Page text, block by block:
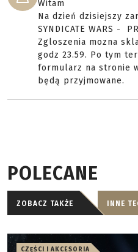
Witam
Na dzień dzisiejszy
SYNDICATE WARS -
Zgloszenia mozna
godz 23.59. Po tym
formularz na stronie
będą przyjmowane.
POLECANE
ZOBACZ TAKŻE INNE
CZĘŚCI I AKCESORIA